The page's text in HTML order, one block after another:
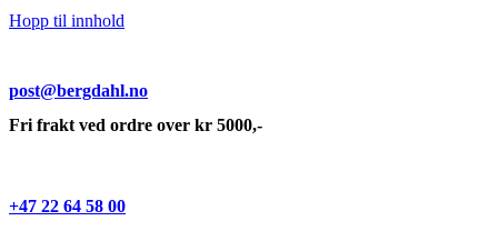
Hopp til innhold
post@bergdahl.no
Fri frakt ved ordre over kr 5000,-
+47 22 64 58 00